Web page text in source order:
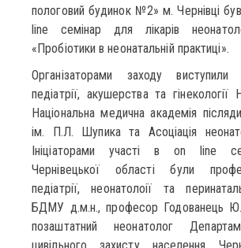
пологовий будинок №2» м. Чернівці
line семінар для лікарів
«Пробіотики в неонатальній практиці».
Організаторами заходу
педіатрії, акушерства та
Національна медична академія
ім. П.Л. Шупика та Асоціація
Ініціаторами участі в on line
Чернівецької області були
педіатрії, неонатолоії та
БДМУ д.м.н., професор Годованець
позаштатний неонатолог